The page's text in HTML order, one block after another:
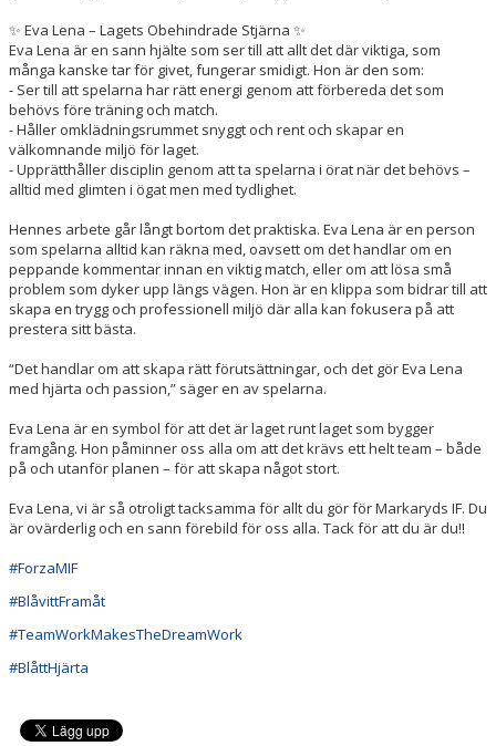
✨ Eva Lena – Lagets Obehindrade Stjärna ✨
Eva Lena är en sann hjälte som ser till att allt det där viktiga, som
många kanske tar för givet, fungerar smidigt. Hon är den som:
- Ser till att spelarna har rätt energi genom att förbereda det som
behövs före träning och match.
- Håller omklädningsrummet snyggt och rent och skapar en
välkomnande miljö för laget.
- Upprätthåller disciplin genom att ta spelarna i örat när det behövs –
alltid med glimten i ögat men med tydlighet.
Hennes arbete går långt bortom det praktiska. Eva Lena är en person
som spelarna alltid kan räkna med, oavsett om det handlar om en
peppande kommentar innan en viktig match, eller om att lösa små
problem som dyker upp längs vägen. Hon är en klippa som bidrar till att
skapa en trygg och professionell miljö där alla kan fokusera på att
prestera sitt bästa.
“Det handlar om att skapa rätt förutsättningar, och det gör Eva Lena
med hjärta och passion,” säger en av spelarna.
Eva Lena är en symbol för att det är laget runt laget som bygger
framgång. Hon påminner oss alla om att det krävs ett helt team – både
på och utanför planen – för att skapa något stort.
Eva Lena, vi är så otroligt tacksamma för allt du gör för Markaryds IF. Du
är ovärderlig och en sann förebild för oss alla. Tack för att du är du!!
#ForzaMIF
#BlåvittFramåt
#TeamWorkMakesTheDreamWork
#BlåttHjärta